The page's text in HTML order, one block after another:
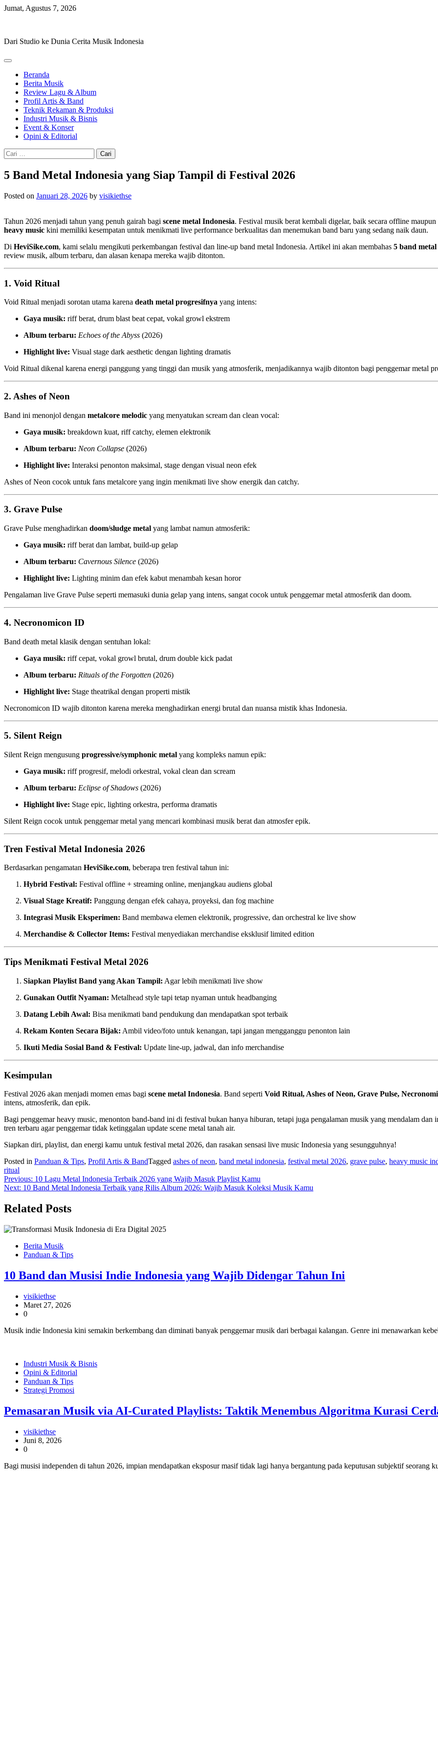
Skip
Jumat, Agustus 7, 2026
Dari Studio ke Dunia Cerita Musik Indonesia
Beranda
Berita Musik
Review Lagu & Album
Profil Artis & Band
Teknik Rekaman & Produksi
Industri Musik & Bisnis
Event & Konser
Opini & Editorial
Cari
untuk:
5 Band Metal Indonesia yang Siap Tampil di Festival 2026
Posted on Januari 28, 2026 by visikiethse
Tahun 2026 menjadi tahun yang penuh gairah bagi scene metal Indonesia. Festival musik berat kembali digelar, baik secara offline
heavy music kini memiliki kesempatan untuk menikmati live performance berkualitas dan menemukan band baru yang sedang naik daun.
Di HeviSike.com, kami selalu mengikuti perkembangan festival dan line-up band metal Indonesia. Artikel ini akan membahas 5 band
review musik, album terbaru, dan alasan kenapa mereka wajib ditonton.
1. Void Ritual
Void Ritual menjadi sorotan utama karena death metal progresifnya yang intens:
Gaya musik: riff berat, drum blast beat cepat, vokal growl ekstrem
Album terbaru: Echoes of the Abyss (2026)
Highlight live: Visual stage dark aesthetic dengan lighting dramatis
Void Ritual dikenal karena energi panggung yang tinggi dan musik yang atmosferik, menjadikannya wajib ditonton bagi penggemar metal
2. Ashes of Neon
Band ini menonjol dengan metalcore melodic yang menyatukan scream dan clean vocal:
Gaya musik: breakdown kuat, riff catchy, elemen elektronik
Album terbaru: Neon Collapse (2026)
Highlight live: Interaksi penonton maksimal, stage dengan visual neon efek
Ashes of Neon cocok untuk fans metalcore yang ingin menikmati live show energik dan catchy.
3. Grave Pulse
Grave Pulse menghadirkan doom/sludge metal yang lambat namun atmosferik:
Gaya musik: riff berat dan lambat, build-up gelap
Album terbaru: Cavernous Silence (2026)
Highlight live: Lighting minim dan efek kabut menambah kesan horor
Pengalaman live Grave Pulse seperti memasuki dunia gelap yang intens, sangat cocok untuk penggemar metal atmosferik dan doom.
4. Necronomicon ID
Band death metal klasik dengan sentuhan lokal:
Gaya musik: riff cepat, vokal growl brutal, drum double kick padat
Album terbaru: Rituals of the Forgotten (2026)
Highlight live: Stage theatrikal dengan properti mistik
Necronomicon ID wajib ditonton karena mereka menghadirkan energi brutal dan nuansa mistik khas Indonesia.
5. Silent Reign
Silent Reign mengusung progressive/symphonic metal yang kompleks namun epik:
Gaya musik: riff progresif, melodi orkestral, vokal clean dan scream
Album terbaru: Eclipse of Shadows (2026)
Highlight live: Stage epic, lighting orkestra, performa dramatis
Silent Reign cocok untuk penggemar metal yang mencari kombinasi musik berat dan atmosfer epik.
Tren Festival Metal Indonesia 2026
Berdasarkan pengamatan HeviSike.com, beberapa tren festival tahun ini:
Hybrid Festival: Festival offline + streaming online, menjangkau audiens global
Visual Stage Kreatif: Panggung dengan efek cahaya, proyeksi, dan fog machine
Integrasi Musik Eksperimen: Band membawa elemen elektronik, progressive, dan orchestral ke live show
Merchandise & Collector Items: Festival menyediakan merchandise eksklusif limited edition
Tips Menikmati Festival Metal 2026
Siapkan Playlist Band yang Akan Tampil: Agar lebih menikmati live show
Gunakan Outfit Nyaman: Metalhead style tapi tetap nyaman untuk headbanging
Datang Lebih Awal: Bisa menikmati band pendukung dan mendapatkan spot terbaik
Rekam Konten Secara Bijak: Ambil video/foto untuk kenangan, tapi jangan mengganggu penonton lain
Ikuti Media Sosial Band & Festival: Update line-up, jadwal, dan info merchandise
Kesimpulan
Festival 2026 akan menjadi momen emas bagi scene metal Indonesia. Band seperti Void Ritual, Ashes of Neon, Grave Pulse,
intens, atmosferik, dan epik.
Bagi penggemar heavy music, menonton band-band ini di festival bukan hanya hiburan, tetapi juga pengalaman musik yang mendalam dan
tren terbaru agar penggemar tidak ketinggalan update scene metal tanah air.
Siapkan diri, playlist, dan energi kamu untuk festival metal 2026, dan rasakan sensasi live music Indonesia yang sesungguhnya!
Posted in Panduan & Tips, Profil Artis & BandTagged ashes of neon, band metal indonesia, festival metal 2026, grave pulse, heavy music
ritual
Navigasi
pos
Previous: 10 Lagu Metal Indonesia Terbaik 2026 yang Wajib Masuk Playlist Kamu
Next: 10 Band Metal Indonesia Terbaik yang Rilis Album 2026: Wajib Masuk Koleksi Musik Kamu
Related Posts
Berita Musik
Panduan & Tips
10 Band dan Musisi Indie Indonesia yang Wajib Didengar Tahun Ini
visikiethse
Maret 27, 2026
0
Musik indie Indonesia kini semakin berkembang dan diminati banyak penggemar musik dari berbagai kalangan. Genre ini menawarkan
Industri Musik & Bisnis
Opini & Editorial
Panduan & Tips
Strategi Promosi
Pemasaran Musik via AI-Curated Playlists: Taktik Menembus Algoritma Kurasi
visikiethse
Juni 8, 2026
0
Bagi musisi independen di tahun 2026, impian mendapatkan eksposur masif tidak lagi hanya bergantung pada keputusan subjektif